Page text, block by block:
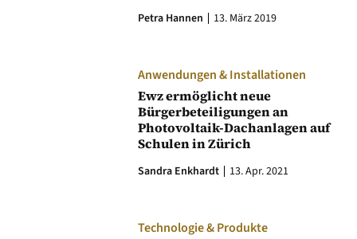
Petra Hannen 13. März 2019
Anwendungen & Installationen
Ewz ermöglicht neue
Bürgerbeteiligungen an
Photovoltaik-Dachanlagen auf
Schulen in Zürich
Sandra Enkhardt 13. Apr. 2021
Technologie & Produkte